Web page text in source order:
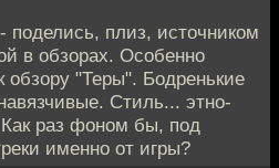
поделись, плиз, источником
в обзорах. Особенно
обзору "Теры". Бодренькие
Стиль... этно-
раз фоном бы, под
именно от игры?